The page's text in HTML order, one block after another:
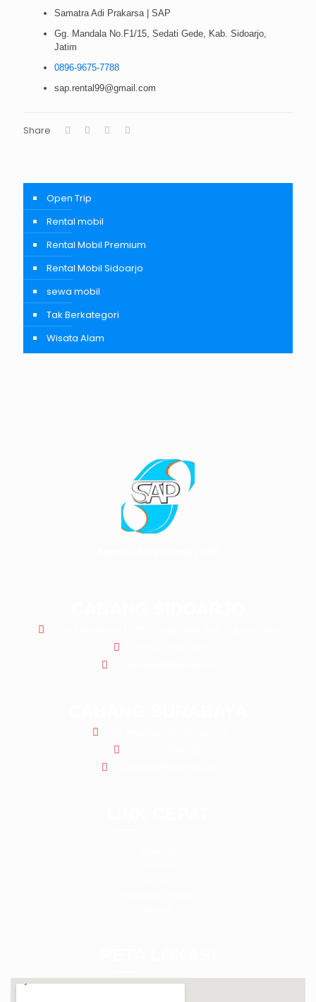
Samatra Adi Prakarsa | SAP
Gg. Mandala No.F1/15, Sedati Gede, Kab. Sidoarjo,
Jatim
0896-9675-7788
sap.rental99@gmail.com
Share
Open Trip
Rental mobil
Rental Mobil Premium
Rental Mobil Sidoarjo
sewa mobil
Tak Berkategori
Wisata Alam